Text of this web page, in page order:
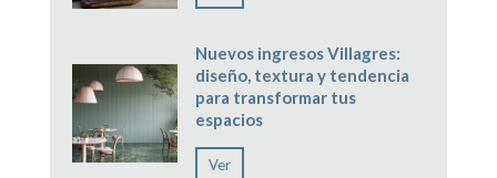
Nuevos ingresos Villagres:
diseño, textura y tendencia
para transformar tus
espacios
Ver